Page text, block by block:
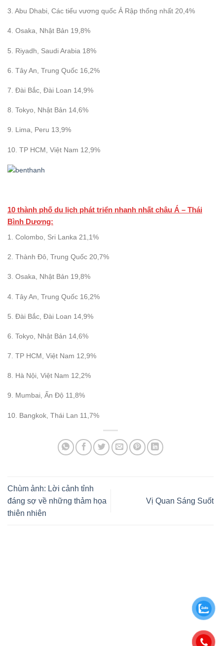
3. Abu Dhabi, Các tiểu vương quốc Ả Rập thống nhất 20,4%
4. Osaka, Nhật Bản 19,8%
5. Riyadh, Saudi Arabia 18%
6. Tây An, Trung Quốc 16,2%
7. Đài Bắc, Đài Loan 14,9%
8. Tokyo, Nhật Bản 14,6%
9. Lima, Peru 13,9%
10. TP HCM, Việt Nam 12,9%
10 thành phố du lịch phát triển nhanh nhất châu Á – Thái
Bình Dương:
1. Colombo, Sri Lanka 21,1%
2. Thành Đô, Trung Quốc 20,7%
3. Osaka, Nhật Bản 19,8%
4. Tây An, Trung Quốc 16,2%
5. Đài Bắc, Đài Loan 14,9%
6. Tokyo, Nhật Bản 14,6%
7. TP HCM, Việt Nam 12,9%
8. Hà Nội, Việt Nam 12,2%
9. Mumbai, Ấn Độ 11,8%
10. Bangkok, Thái Lan 11,7%
Chùm ảnh: Lời cảnh tỉnh
đáng sợ về những thảm họa
thiên nhiên
Vị Quan Sáng Suốt